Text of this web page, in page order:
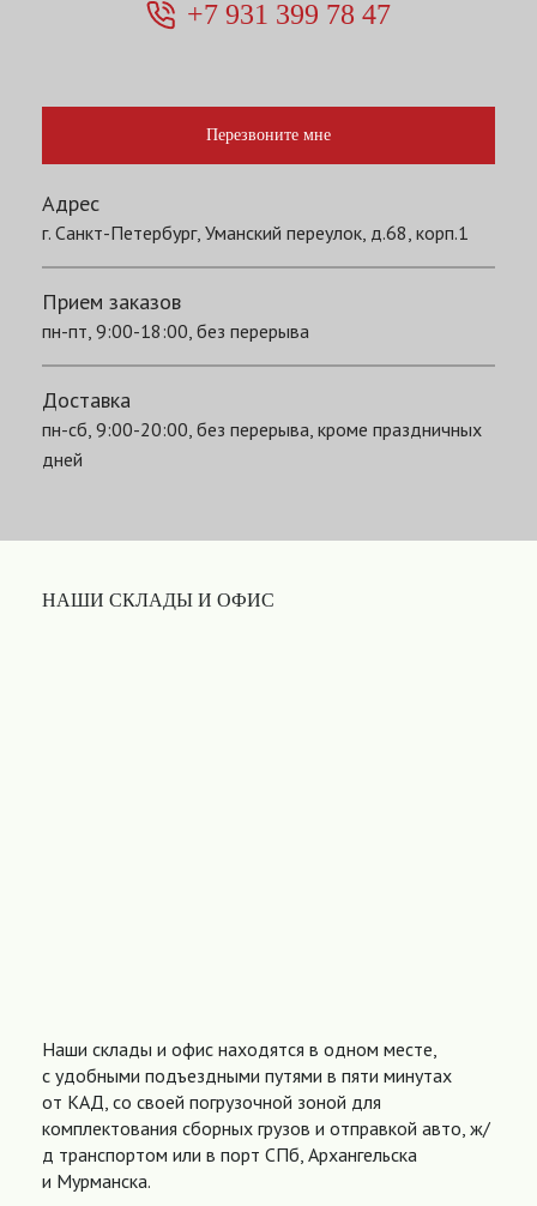
+7 931 399 78 47
Перезвоните мне
Адрес
г. Санкт-Петербург, Уманский переулок, д.68, корп.1
Прием заказов
пн-пт, 9:00-18:00, без перерыва
Доставка
пн-сб, 9:00-20:00, без перерыва, кроме праздничных
дней
НАШИ СКЛАДЫ И ОФИС
Наши склады и офис находятся в одном месте,
с удобными подъездными путями в пяти минутах
от КАД, со своей погрузочной зоной для
комплектования сборных грузов и отправкой авто, ж/
д транспортом или в порт СПб, Архангельска
и Мурманска.